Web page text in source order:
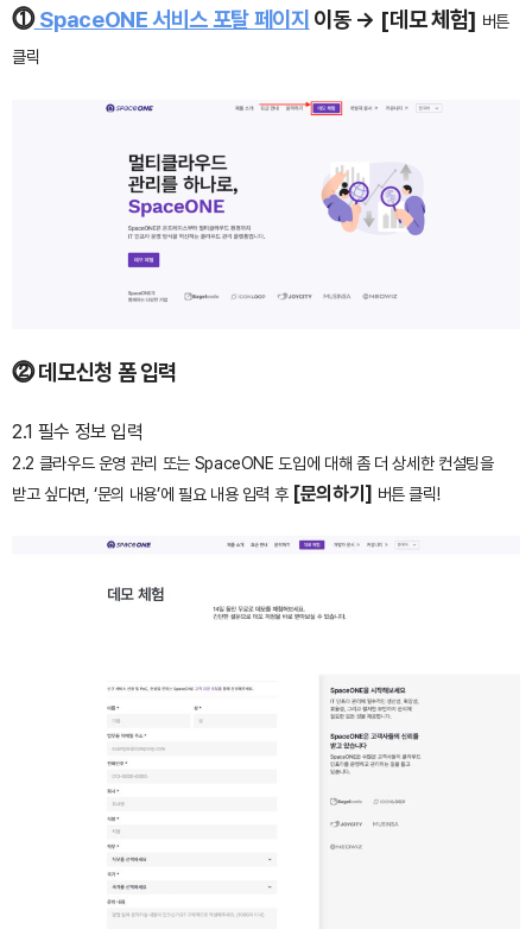
⓵ SpaceONE 서비스 포탈 페이지 이동 → [데모 체험] 버튼
클릭
⓶ 데모신청 폼 입력
2.1 필수 정보 입력
2.2 클라우드 운영 관리 또는 SpaceONE 도입에 대해 좀 더 상세한 컨설팅을
받고 싶다면, ‘문의 내용’에 필요 내용 입력 후 [문의하기] 버튼 클릭!